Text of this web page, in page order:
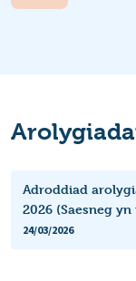
Adroddiad
2026 (Saesneg yn
24/03/2026